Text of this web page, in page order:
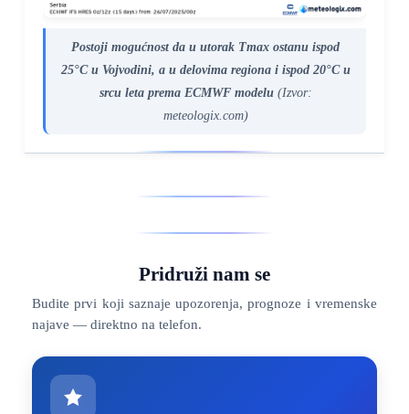
Postoji mogućnost da u utorak Tmax ostanu ispod
25°C u Vojvodini, a u delovima regiona i ispod 20°C u
srcu leta prema ECMWF modelu(Izvor:
meteologix.com)
Pridruži nam se
Budite prvi koji saznaje upozorenja, prognoze i vremenske
najave — direktno na telefon.